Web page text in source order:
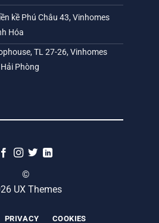
kề Phú Châu 43, Vinhomes
Hóa
TL 27-26, Vinhomes
Phòng
©
UX Themes
PRIVACY COOKIES